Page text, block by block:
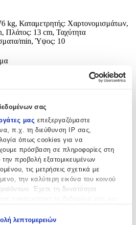
σας
μας επεξεργαζόμαστε
π.χ. τη διεύθυνση IP σας,
όπως cookies για να
πρόσβαση σε πληροφορίες στη
προβολή εξατομικευμένων
τις μετρήσεις σχετικά με
την καλύτερη εικόνα του κοινού
Έχετε τη δυνατότητα
λεπτομερειών
kg, Καταμετρητής: Χαρτονομισμάτων,
Πλάτος: 13 cm, Ταχύτητα
min, Ύψος: 10